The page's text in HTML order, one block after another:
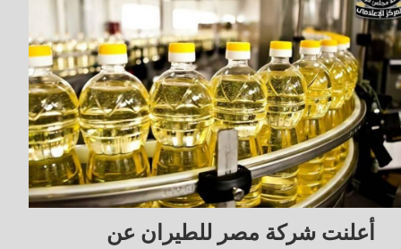
أعلنت شركة مصر للطيران عن